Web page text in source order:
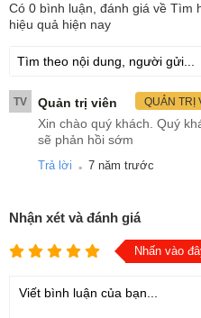
Có 0 bình luận, đánh giá về Tìm
hiệu quả hiện nay
TV Quản trị viên QUẢN TRỊ
Xin chào quý khách. Quý
sẽ phản hồi sớm
Trả lời . 7 năm trước
Nhận xét và đánh giá
Nhấn vào